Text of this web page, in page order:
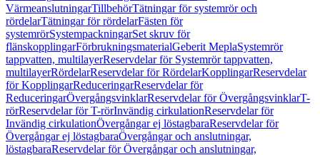
VärmeanslutningarTillbehörTätningar för systemrör och
rördelarTätningar för rördelarFästen för
systemrörSystempackningarSet skruv för
flänskopplingarFörbrukningsmaterialGeberit MeplaSystemrör
tappvatten, multilayerReservdelar för Systemrör tappvatten,
multilayerRördelarReservdelar för RördelarKopplingarReservdelar
för KopplingarReduceringarReservdelar för
ReduceringarÖvergångsvinklarReservdelar för ÖvergångsvinklarT-
rörReservdelar för T-rörInvändig cirkulationReservdelar för
Invändig cirkulationÖvergångar ej löstagbaraReservdelar för
Övergångar ej löstagbaraÖvergångar och anslutningar,
löstagbaraReservdelar för Övergångar och anslutningar,